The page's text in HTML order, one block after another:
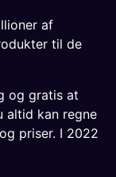
af
til de
og gratis at
altid kan regne
priser. I 2022